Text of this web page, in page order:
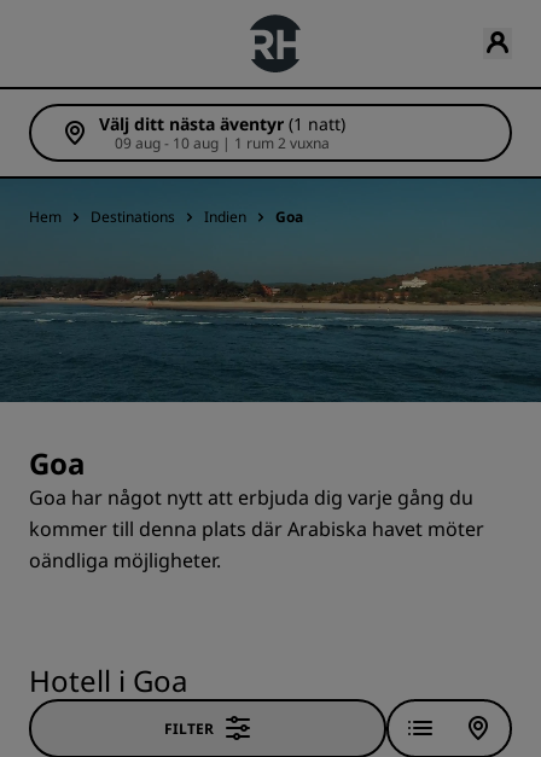
Välj ditt nästa äventyr (1 natt)
09 aug - 10 aug | 1 rum 2 vuxna
Hem Destinations Indien Goa
Goa
Goa har något nytt att erbjuda dig varje gång du
kommer till denna plats där Arabiska havet möter
oändliga möjligheter.
Hotell i Goa
FILTER